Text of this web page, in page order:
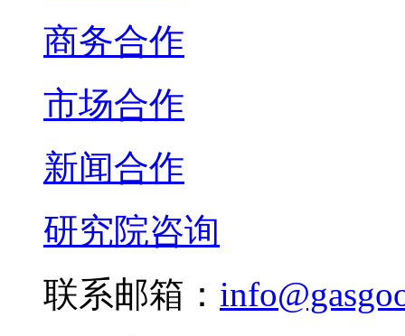
商务合作
市场合作
新闻合作
研究院咨询
联系邮箱：